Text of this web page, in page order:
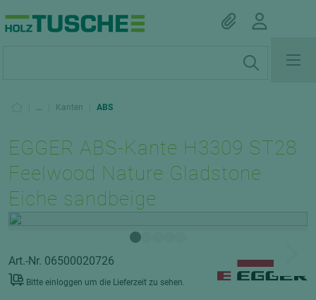
... Kanten ABS
EGGER ABS-Kante H3309 ST28
Feelwood Nature Gladstone
Eiche sandbeige
Art.-Nr. 06500020726
Bitte einloggen um die Lieferzeit zu sehen.